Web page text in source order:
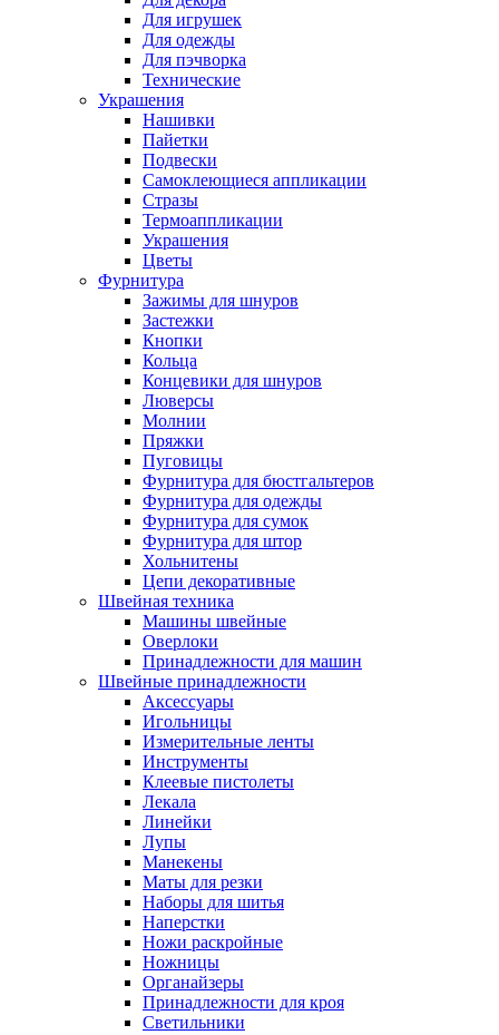
Для игрушек
Для одежды
Для пэчворка
Технические
Украшения
Нашивки
Пайетки
Подвески
Самоклеющиеся аппликации
Стразы
Термоаппликации
Украшения
Цветы
Фурнитура
Зажимы для шнуров
Застежки
Кнопки
Кольца
Концевики для шнуров
Люверсы
Молнии
Пряжки
Пуговицы
Фурнитура для бюстгальтеров
Фурнитура для одежды
Фурнитура для сумок
Фурнитура для штор
Хольнитены
Цепи декоративные
Швейная техника
Машины швейные
Оверлоки
Принадлежности для машин
Швейные принадлежности
Аксессуары
Игольницы
Измерительные ленты
Инструменты
Клеевые пистолеты
Лекала
Линейки
Лупы
Манекены
Маты для резки
Наборы для шитья
Наперстки
Ножи раскройные
Ножницы
Органайзеры
Принадлежности для кроя
Светильники